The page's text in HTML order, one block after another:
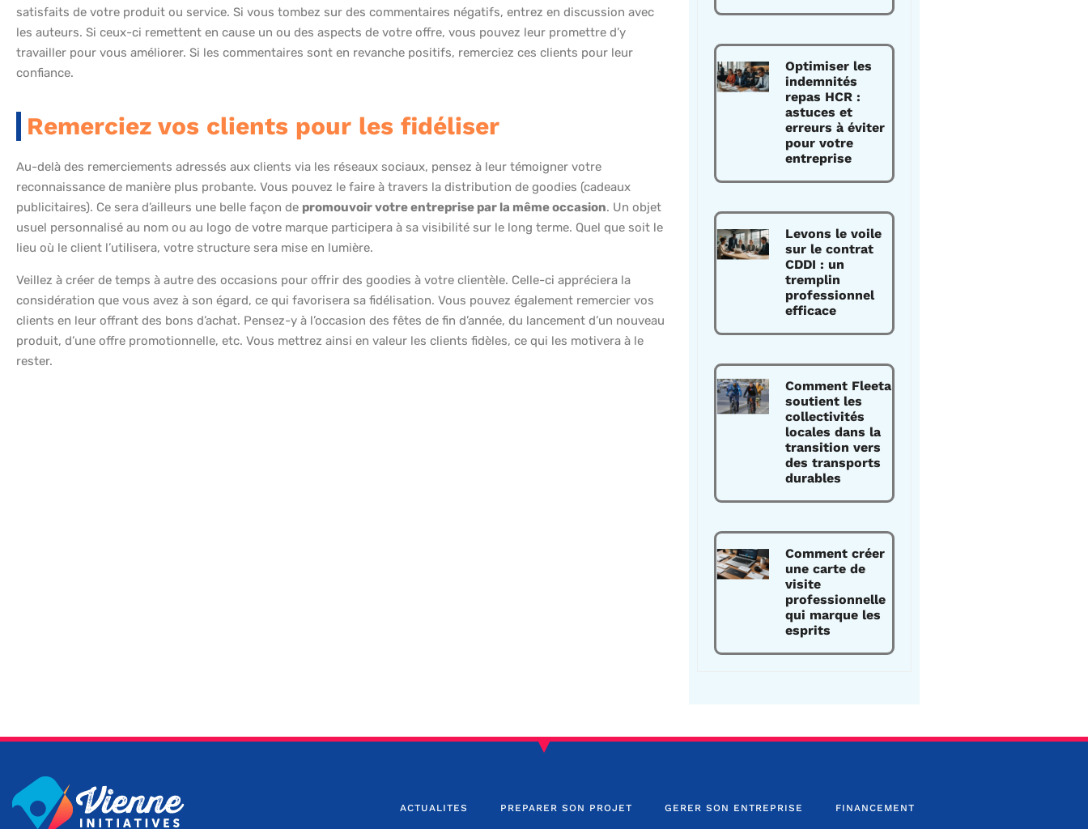
satisfaits de votre produit ou service. Si vous tombez sur des commentaires négatifs, entrez en discussion avec
les auteurs. Si ceux-ci remettent en cause un ou des aspects de votre offre, vous pouvez leur promettre d’y
travailler pour vous améliorer. Si les commentaires sont en revanche positifs, remerciez ces clients pour leur
confiance.
Remerciez vos clients pour les fidéliser
Au-delà des remerciements adressés aux clients via les réseaux sociaux, pensez à leur témoigner votre
reconnaissance de manière plus probante. Vous pouvez le faire à travers la distribution de goodies (cadeaux
publicitaires). Ce sera d’ailleurs une belle façon de promouvoir votre entreprise par la même occasion. Un objet
usuel personnalisé au nom ou au logo de votre marque participera à sa visibilité sur le long terme. Quel que soit le
lieu où le client l’utilisera, votre structure sera mise en lumière.
Veillez à créer de temps à autre des occasions pour offrir des goodies à votre clientèle. Celle-ci appréciera la
considération que vous avez à son égard, ce qui favorisera sa fidélisation. Vous pouvez également remercier vos
clients en leur offrant des bons d’achat. Pensez-y à l’occasion des fêtes de fin d’année, du lancement d’un nouveau
produit, d’une offre promotionnelle, etc. Vous mettrez ainsi en valeur les clients fidèles, ce qui les motivera à le
rester.
Optimiser les
indemnités
repas HCR :
astuces et
erreurs à éviter
pour votre
entreprise
Levons le voile
sur le contrat
CDDI : un
tremplin
professionnel
efficace
Comment Fleeta
soutient les
collectivités
locales dans la
transition vers
des transports
durables
Comment créer
une carte de
visite
professionnelle
qui marque les
esprits
ACTUALITES PREPARER SON PROJET GERER SON ENTREPRISE FINANCEMENT